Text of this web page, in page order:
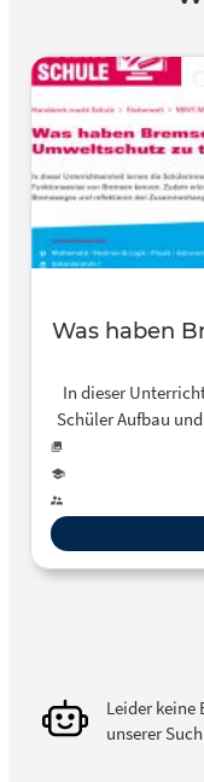
Was haben
In dieser
Schüler Aufbau
Zudem erlernen sie
reflektieren den
Leider keine
unserer